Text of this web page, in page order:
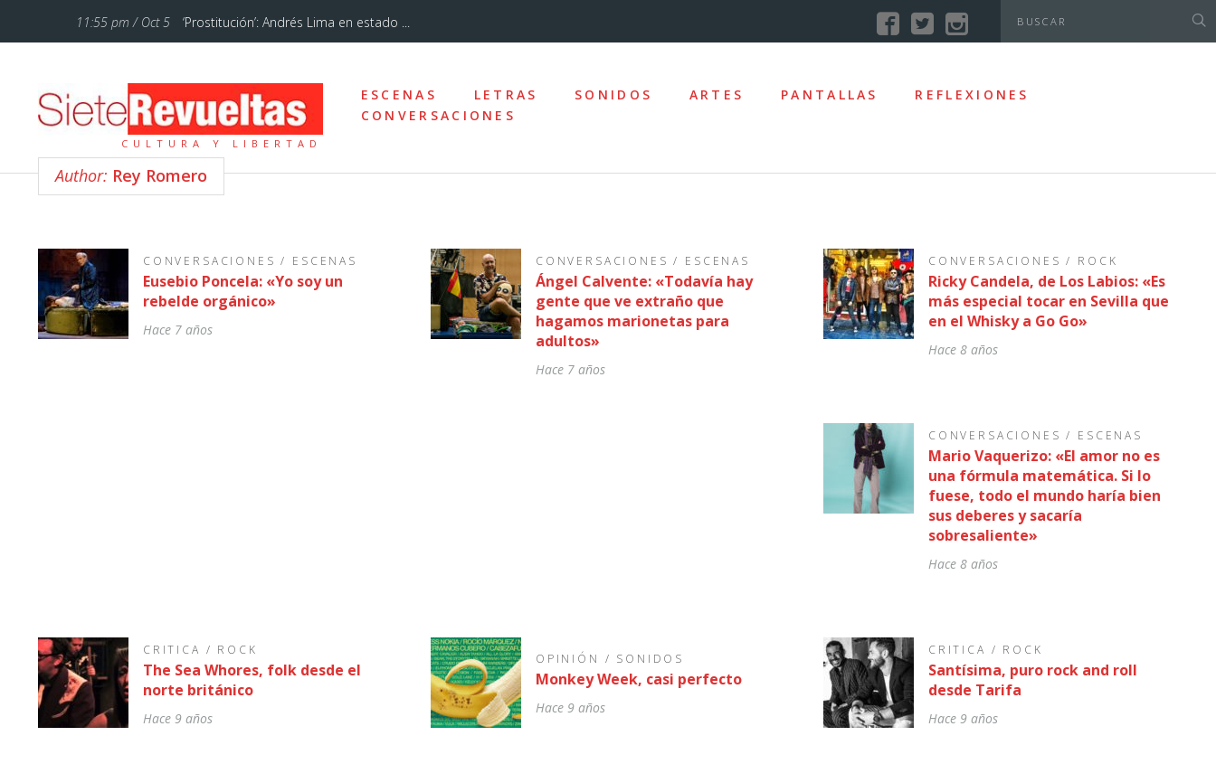
11:55 pm / Oct 5 ‘Prostitución’: Andrés Lima en estado ...
10:46 pm / Ene 18 Cuando lo sencillo se hace sublime
5:54 pm / Oct 7 «El circo de hoy está mucho más feminizado»
7:43 am / Sep 13
12:37 pm / Feb 3 Vienen tiempos de comedia con Teatro de la Ciudad
12:29 pm / Sep 23 Alberto Conejero y la dramaturgia de las ausencias
CULTURA Y LIBERTAD
ESCENAS LETRAS SONIDOS ARTES PANTALLAS
REFLEXIONES
CONVERSACIONES
Author: Rey Romero
CONVERSACIONES / ESCENAS
Eusebio Poncela: «Yo soy un
rebelde orgánico»
Hace 7 años
CONVERSACIONES / ESCENAS
Ángel Calvente: «Todavía hay
gente que ve extraño que
hagamos marionetas para
adultos»
Hace 7 años
CONVERSACIONES / ROCK
Ricky Candela, de Los Labios: «Es
más especial tocar en Sevilla que
en el Whisky a Go Go»
Hace 8 años
CONVERSACIONES / ESCENAS
Mario Vaquerizo: «El amor no es
una fórmula matemática. Si lo
fuese, todo el mundo haría bien
sus deberes y sacaría
sobresaliente»
Hace 8 años
CRITICA / ROCK
The Sea Whores, folk desde el
norte británico
Hace 9 años
OPINIÓN / SONIDOS
Monkey Week, casi perfecto
Hace 9 años
CRITICA / ROCK
Santísima, puro rock and roll
desde Tarifa
Hace 9 años